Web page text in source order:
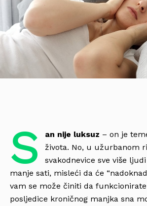
S an nije luksuz – on je
života. No, u užurbanom
svakodnevice sve više
manje sati, misleći da će
vam se može činiti da
posljedice kroničnog manjka sna